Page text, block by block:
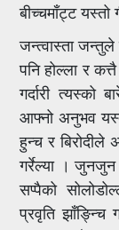
बीच्चमाँट्ट यस्तो
जन्त्वास्ता जन्तुले
पनि होल्ला र
गर्दारी त्यस्को
आफ्नो अनुभव
हुन्च र बिरोदीले
गर्रेल्या । जुनजुन
सप्पैको
प्रवृति झाँङ्न्चि